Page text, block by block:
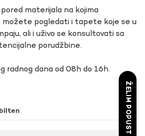
materijala na kojima
pogledati i tapete koje se u
ali i uživo se konsultovati sa
porudžbine.
radnog dana od 08h do 16h.
ŽELIM POPUST